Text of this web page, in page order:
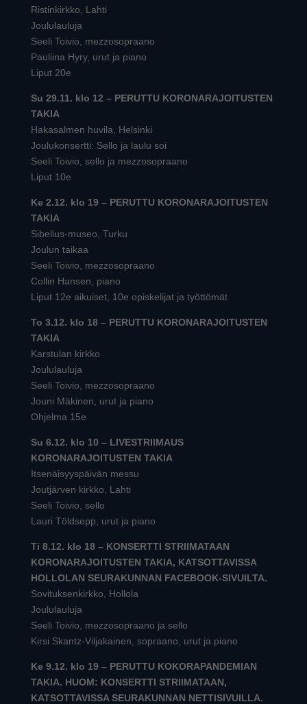
Ristinkirkko, Lahti
Joululauluja
Seeli Toivio, mezzosopraano
Pauliina Hyry, urut ja piano
Liput 20e
Su 29.11. klo 12 – PERUTTU KORONARAJOITUSTEN
TAKIA
Hakasalmen huvila, Helsinki
Joulukonsertti: Sello ja laulu soi
Seeli Toivio, sello ja mezzosopraano
Liput 10e
Ke 2.12. klo 19 – PERUTTU KORONARAJOITUSTEN
TAKIA
Sibelius-museo, Turku
Joulun taikaa
Seeli Toivio, mezzosopraano
Collin Hansen, piano
Liput 12e aikuiset, 10e opiskelijat ja työttömät
To 3.12. klo 18 – PERUTTU KORONARAJOITUSTEN
TAKIA
Karstulan kirkko
Joululauluja
Seeli Toivio, mezzosopraano
Jouni Mäkinen, urut ja piano
Ohjelma 15e
Su 6.12. klo 10 – LIVESTRIIMAUS
KORONARAJOITUSTEN TAKIA
Itsenäisyyspäivän messu
Joutjärven kirkko, Lahti
Seeli Toivio, sello
Lauri Töldsepp, urut ja piano
Ti 8.12. klo 18 – KONSERTTI STRIIMATAAN
KORONARAJOITUSTEN TAKIA, KATSOTTAVISSA
HOLLOLAN SEURAKUNNAN FACEBOOK-SIVUILTA.
Sovituksenkirkko, Hollola
Joululauluja
Seeli Toivio, mezzosopraano ja sello
Kirsi Skantz-Viljakainen, sopraano, urut ja piano
Ke 9.12. klo 19 – PERUTTU KOKORAPANDEMIAN
TAKIA. HUOM: KONSERTTI STRIIMATAAN,
KATSOTTAVISSA SEURAKUNNAN NETTISIVUILLA.